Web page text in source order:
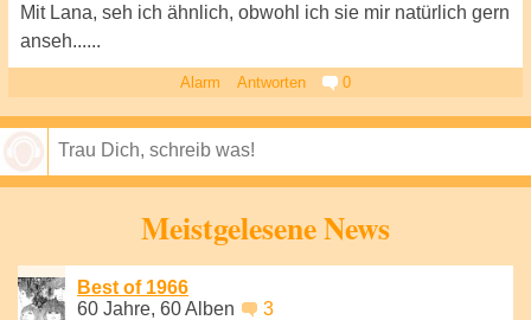
Mit Lana, seh ich ähnlich, obwohl ich sie mir natürlich gern
anseh......
Alarm Antworten 0
Meistgelesene News
Best of 1966
60 Jahre, 60 Alben
3